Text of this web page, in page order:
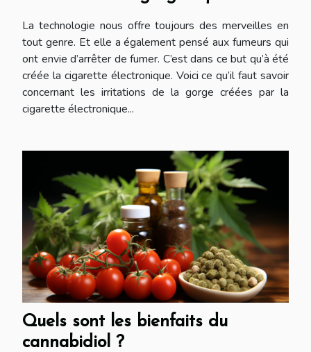
La technologie nous offre toujours des merveilles en
tout genre. Et elle a également pensé aux fumeurs qui
ont envie d’arrêter de fumer. C’est dans ce but qu’à été
créée la cigarette électronique. Voici ce qu’il faut savoir
concernant les irritations de la gorge créées par la
cigarette électronique...
Quels sont les bienfaits du
cannabidiol ?